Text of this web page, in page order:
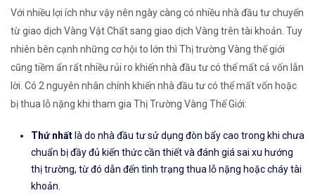
Với nhiều lợi ích như vậy nên ngày càng có nhiều nhà đầu tư chuyển
từ giao dịch Vàng Vật Chất sang giao dịch Vàng trên tài khoản. Tuy
nhiên bên cạnh những cơ hội to lớn thì Thị trường Vàng thế giới
cũng tiềm ẩn rất nhiều rủi ro khiến nhà đầu tư có thể mất cả vốn lẫn
lời. Có 2 nguyên nhân chính khiến nhà đầu tư có thể mất vốn hoặc
bị thua lỗ nặng khi tham gia Thị Trường Vàng Thế Giới:
Thứ nhất là do nhà đầu tư sử dụng đòn bẩy cao trong khi chưa
chuẩn bị đầy đủ kiến thức cần thiết và đánh giá sai xu hướng
thị trường, từ đó dẫn đến tình trạng thua lỗ nặng hoặc cháy tài
khoản.